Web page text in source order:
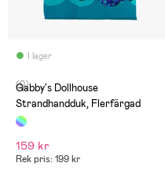
I lager
(0)
Gabby's Dollhouse
Strandhandduk, Flerfärgad
159 kr
Rek pris: 199 kr